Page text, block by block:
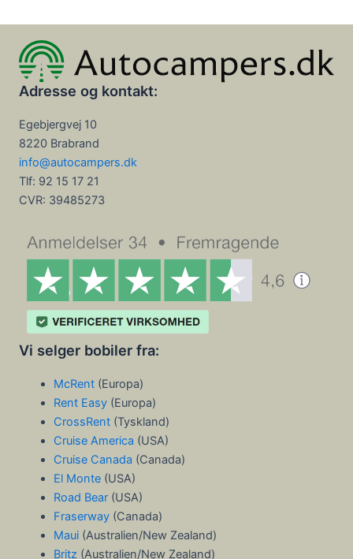
Adresse og kontakt:
Egebjergvej 10
8220 Brabrand
info@autocampers.dk
Tlf: 92 15 17 21
CVR: 39485273
Vi selger bobiler fra:
McRent(Europa)
Rent Easy(Europa)
CrossRent(Tyskland)
Cruise America (USA)
Cruise Canada (Canada)
El Monte(USA)
Road Bear(USA)
Fraserway (Canada)
Maui (Australien/New Zealand)
Britz (Australien/New Zealand)